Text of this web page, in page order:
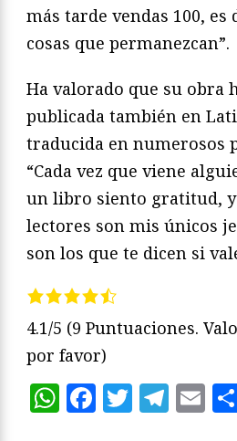
más tarde vendas 100, es
cosas que permanezcan”.
Ha valorado que su obra
publicada también en
traducida en numerosos
“Cada vez que viene
un libro siento gratitud,
lectores son mis únicos
son los que te dicen si
4.1/5 (9 Puntuaciones.
por favor)
WhatsApp
Facebook
Twitter